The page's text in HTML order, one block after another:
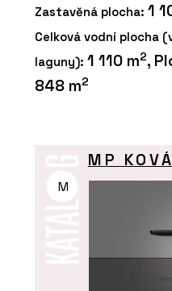
Zastavěná plocha: 1
Celková vodní plocha
laguny): 1 110 m2,
848 m2
M
MP